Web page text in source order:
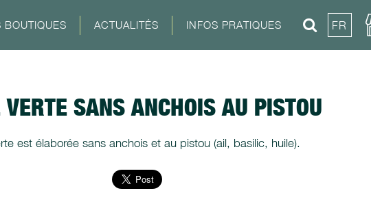
BOUTIQUES ACTUALITÉS INFOS PRATIQUES FR
SANS ANCHOIS AU PISTOU
est élaborée sans anchois et au pistou (ail, basilic, huile).